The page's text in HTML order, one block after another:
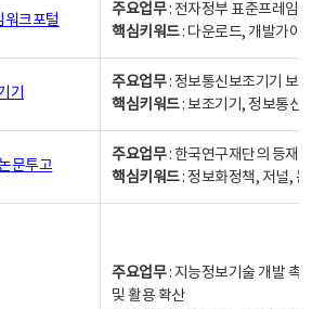
워크포털
주요업무: 전자정부 표준프레임
핵심키워드: 다운로드, 개발가이
기
주요업무: 정보통신보조기기 보
핵심키워드: 보조기기, 정보통신
문투고
주요업무: 한국연구재단의 등재
핵심키워드: 정보화정책, 저널,
주요업무: 지능정보기술 개발 촉
및 활용 확산